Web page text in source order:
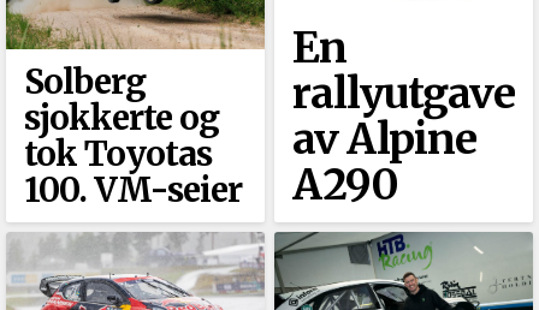
Solberg
sjokkerte og
tok Toyotas
100. VM-seier
En
rallyutgave
av Alpine
A290